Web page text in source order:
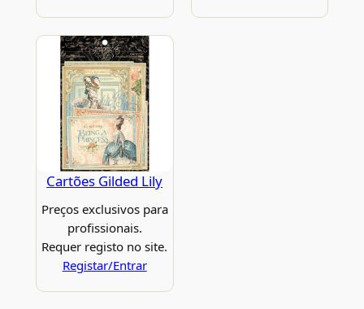
Cartões Gilded Lily
Preços exclusivos para
profissionais.
Requer registo no site.
Registar/Entrar